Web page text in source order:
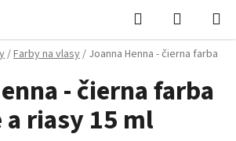
Hľadať
košík
/Farby na vlasy/ Joanna Henna - čierna farba
- čierna farba
a riasy 15 ml